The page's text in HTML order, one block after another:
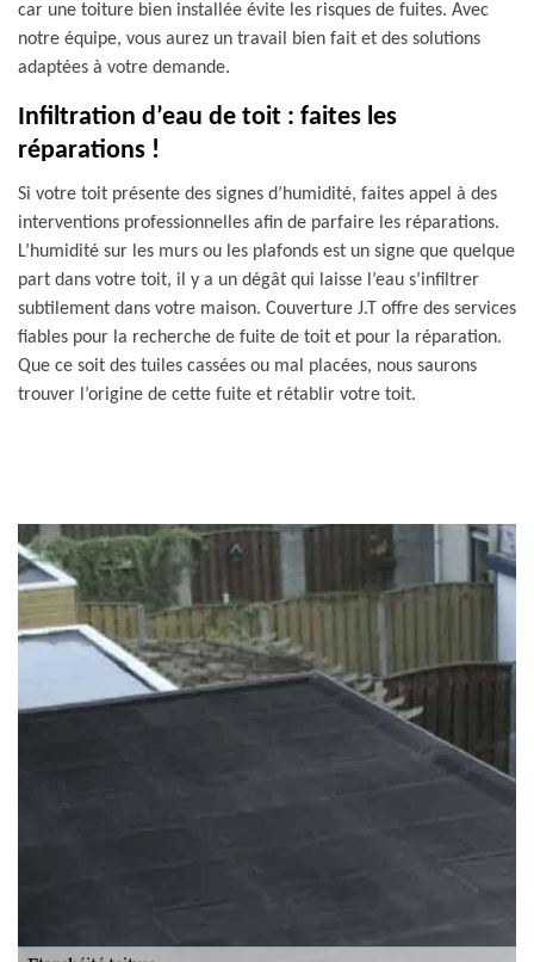
car une toiture bien installée évite les risques de fuites. Avec
notre équipe, vous aurez un travail bien fait et des solutions
adaptées à votre demande.
Infiltration d’eau de toit : faites les
réparations !
Si votre toit présente des signes d’humidité, faites appel à des
interventions professionnelles afin de parfaire les réparations.
L’humidité sur les murs ou les plafonds est un signe que quelque
part dans votre toit, il y a un dégât qui laisse l’eau s’infiltrer
subtilement dans votre maison. Couverture J.T offre des services
fiables pour la recherche de fuite de toit et pour la réparation.
Que ce soit des tuiles cassées ou mal placées, nous saurons
trouver l’origine de cette fuite et rétablir votre toit.